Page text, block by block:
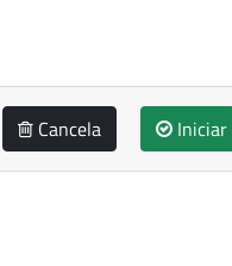
Cancela Iniciar